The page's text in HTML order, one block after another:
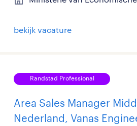
bekijk vacature
Randstad Professional
Area Sales Manager
Nederland, Vanas